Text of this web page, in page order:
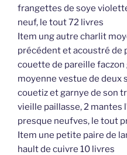
frangettes de soye
neuf, le tout 72 livres
Item ung autre charlit
précédent et acoustré de
couette de pareille faczon
moyenne vestue de deux
couetiz et garnye de son
vieille paillasse, 2 mantes
presque neufves, le tout
Item une petite paire de
hault de cuivre 10 livres